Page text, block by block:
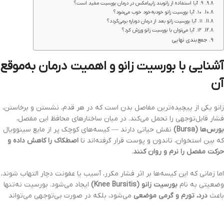
جمع‌بندی نهایی
آشنایی با بورسیت زانو و اهمیت درمان به‌موقع
آن
زانو یکی از پیچیده‌ترین مفاصل بدن است که در هر قدم، نشستن و برخاستن،
فشار قابل‌توجهی را تحمل می‌کند. در میان ساختارهای محافظ این مفصل،
بورس‌ها (Bursa)
نقش حیاتی دارند — کیسه‌های کوچک پر از مایع سینوویال
که بین استخوان، تاندون و پوست قرار گرفته‌اند تا اصطکاک را کاهش داده و
حرکت مفصل را نرم و روان کنند.
اما زمانی که این کیسه‌ها بر اثر فشار مکرر، آسیب یا عفونت دچار التهاب شوند،
وضعیتی به نام بورسیت زانو (Knee Bursitis)
ایجاد می‌شود. بورسیت نه‌تنها
باعث درد، تورم و گرمی موضعی می‌شود، بلکه در صورت بی‌توجهی می‌تواند